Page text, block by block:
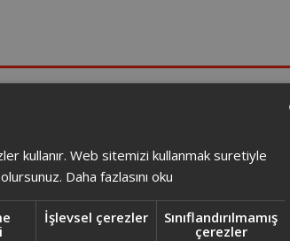
TURKISH
kullanır. Web sitemizi kullanmak suretiyle
Daha fazlasını oku
İşlevsel çerezler
Sınıflandırılmamış
çerezler